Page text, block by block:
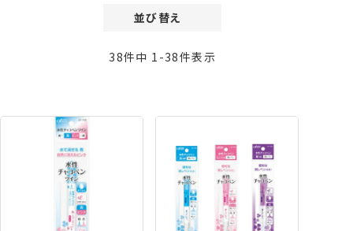
並び替え
価格が高い順
おすすめ順
38件中 1 -38件表示